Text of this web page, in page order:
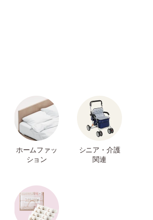
ホームファッ
ション
シニア・介護
関連